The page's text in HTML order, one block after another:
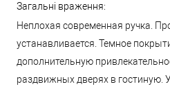
Загальні враження:
Неплохая современная ручка.
устанавливается. Темное
дополнительную
раздвижных дверях в гостиную.